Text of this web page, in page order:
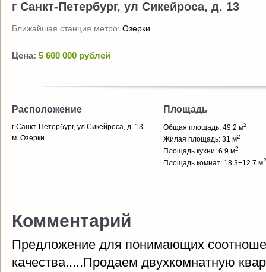
г Санкт-Петербург, ул Сикейроса, д. 13
Ближайшая станция метро: Озерки
Цена: 5 600 000 рублей
Расположение
г Санкт-Петербург, ул Сикейроса, д. 13
м. Озерки
Площадь
Общая площадь: 49.2 м2
Жилая площадь: 31 м2
Площадь кухни: 6.9 м2
Площадь комнат: 18.3+12.7 м2
Комментарий
Предложение для понимающих
качества.....Продаем двухкомнатную